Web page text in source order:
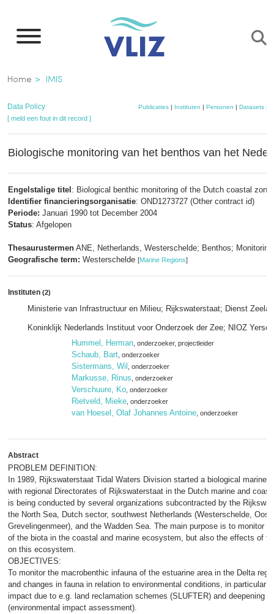
naar
inhoud
gaan
Kruimelpad
Home IMIS
Data Policy Publicaties | Instituten | Personen | Datasets
[ meld een fout in dit record ]
Biologische monitoring van het benthos van het
Engelstalige titel : Biological benthic monitoring of the Dutch coastal zone
Identifier financieringsorganisatie: OND1273727 (Other contract id)
Periode: Januari 1990 tot December 2004
Status: Afgelopen
Thesaurustermen ANE, Netherlands, Westerschelde; Benthos; Monitoring
Geografische term: Westerschelde [Marine Regions]
Instituten (2)
Ministerie van Infrastructuur en Milieu; Rijkswaterstaat; Dienst
Koninklijk Nederlands Instituut voor Onderzoek der Zee; NIOZ
Hummel, Herman , onderzoeker, projectleider
Schaub, Bart , onderzoeker
Sistermans, Wil , onderzoeker
Markusse, Rinus , onderzoeker
Verschuure, Ko , onderzoeker
Rietveld, Mieke , onderzoeker
van Hoesel, Olaf Johannes Antoine , onderzoeker
Abstract
PROBLEM DEFINITION:
In 1989, Rijkswaterstaat Tidal Waters Division started a biological marine
with regional Directorates of Rijkswaterstaat in the Dutch marine and
is being conducted by several organizations subcontracted by the
the North Sea, Dutch sector, southwest Netherlands (Westerschelde,
Grevelingenmeer), and the Wadden Sea. The main purpose is to monitor
of the biota in the coastal and marine ecosystem, but also the effects of
on this ecosystem.
OBJECTIVES:
To monitor the macrobenthic infauna of the estuarine area in the Delta
and changes in fauna in relation to environmental conditions, in particular
impact due to e.g. land reclamation schemes (SLUFTER) and deepening
(environmental impact assessment).